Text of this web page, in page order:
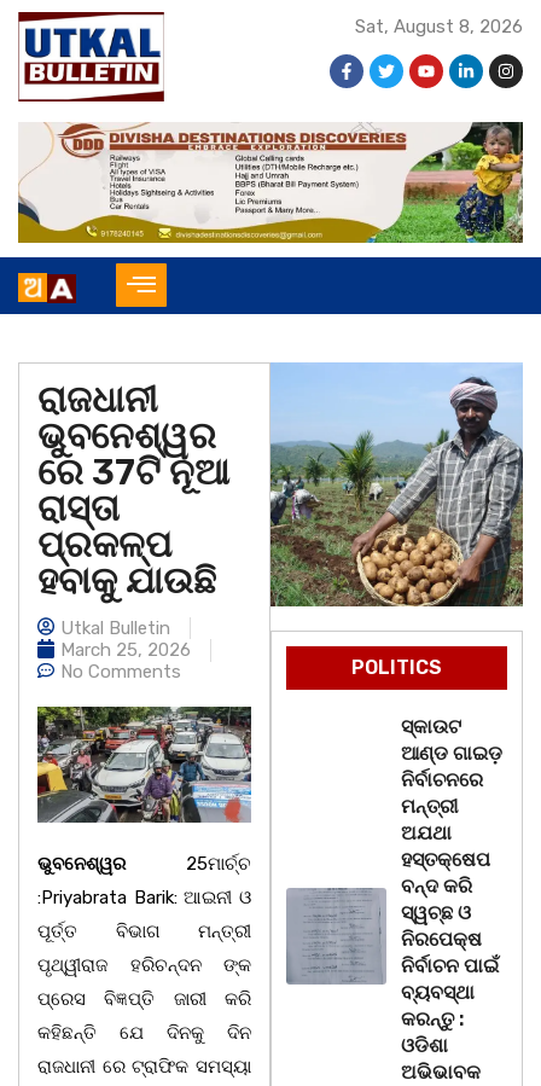
Sat, August 8, 2026
ରାଜଧାନୀ
ଭୁବନେଶ୍ୱର
ରେ 37ଟି ନୂଆ
ରାସ୍ତା
ପ୍ରକଳ୍ପ
ହବାକୁ ଯାଉଛି
Utkal Bulletin
March 25, 2026
No Comments
ଭୁବନେଶ୍ୱର 25ମାର୍ଚ୍ଚ
:Priyabrata Barik: ଆଇନୀ ଓ
ପୂର୍ତ୍ତ ବିଭାଗ ମନ୍ତ୍ରୀ
ପୃଥ୍ୱୀରାଜ ହରିଚନ୍ଦନ ଙ୍କ
ପ୍ରେସ ବିଜ୍ଞପ୍ତି ଜାରୀ କରି
କହିଛନ୍ତି ଯେ ଦିନକୁ ଦିନ
ରାଜଧାନୀ ରେ ଟ୍ରାଫିକ ସମସ୍ୟା
POLITICS
ସ୍କାଉଟ
ଆଣ୍ଡ ଗାଇଡ଼
ନିର୍ବାଚନରେ
ମନ୍ତ୍ରୀ
ଅଯଥା
ହସ୍ତକ୍ଷେପ
ବନ୍ଦ କରି
ସ୍ୱଚ୍ଛ ଓ
ନିରପେକ୍ଷ
ନିର୍ବାଚନ ପାଇଁ
ବ୍ୟବସ୍ଥା
କରନ୍ତୁ :
ଓଡିଶା
ଅଭିଭାବକ